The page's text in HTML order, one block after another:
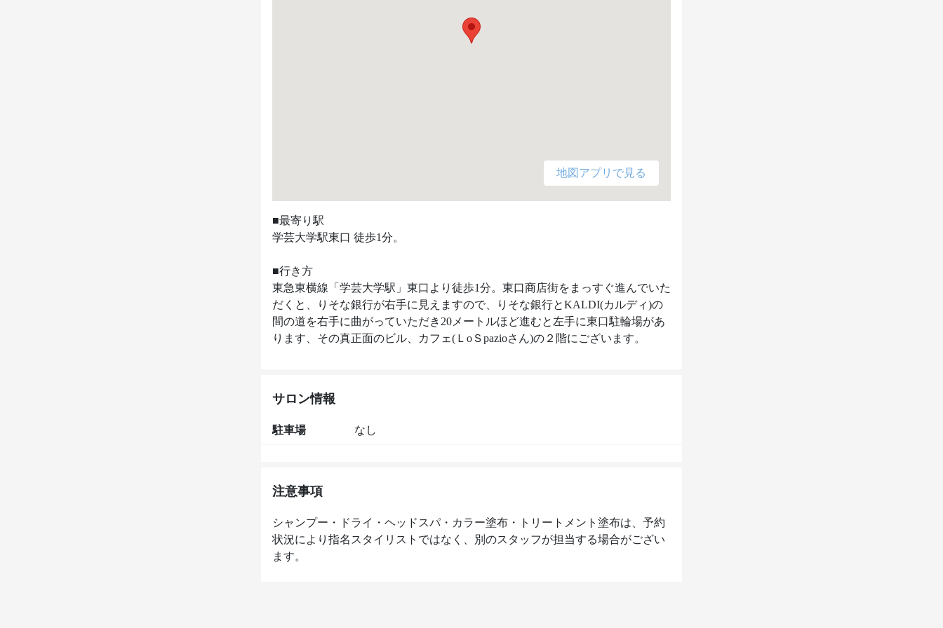
地図アプリで見る
■最寄り駅
学芸大学駅東口 徒歩1分。
■行き方
東急東横線「学芸大学駅」東口より徒歩1分。東口商店街をまっすぐ進んでいた
だくと、りそな銀行が右手に見えますので、りそな銀行とKALDI(カルディ)の
間の道を右手に曲がっていただき20メートルほど進むと左手に東口駐輪場があ
ります、その真正面のビル、カフェ(ＬoＳpazioさん)の２階にございます。
サロン情報
駐車場 なし
注意事項
シャンプー・ドライ・ヘッドスパ・カラー塗布・トリートメント塗布は、予約
状況により指名スタイリストではなく、別のスタッフが担当する場合がござい
ます。